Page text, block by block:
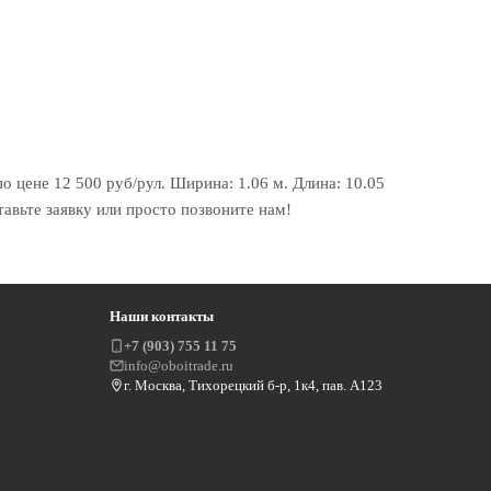
цене 12 500 руб/рул. Ширина: 1.06 м. Длина: 10.05
заявку или просто позвоните нам!
Наши контакты
+7 (903) 755 11 75
info@oboitrade.ru
г. Москва, Тихорецкий б-р, 1к4, пав. А123